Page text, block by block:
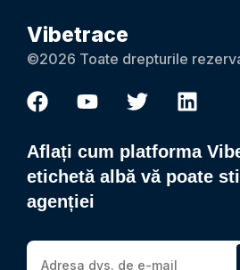
Vibetrace
©2026 Toate drepturile
Aflați cum platforma
etichetă albă vă poate
agenției